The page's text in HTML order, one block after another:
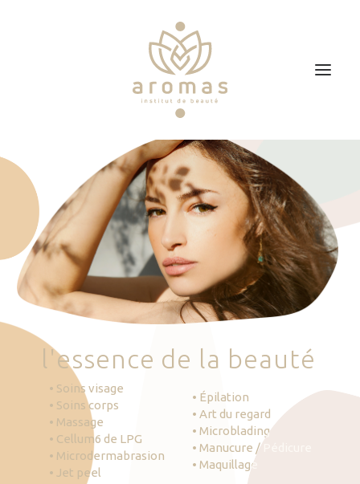
Soins
Je veux faire un bon cadeau
Plan d’accès
Prendre RDV
'essence de la beauté
• Soins visage
• Soins corps
• Massage
• Cellum6 de LPG
• Microdermabrasion
• Jet peel
• Épilation
• Art du regard
• Microblading
• Manucure / Pédicure
• Maquillage